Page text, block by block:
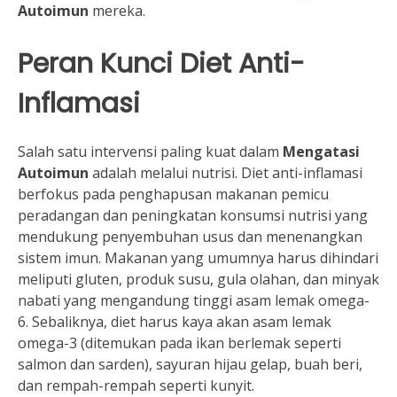
Autoimun mereka.
Peran Kunci Diet Anti-
Inflamasi
Salah satu intervensi paling kuat dalam Mengatasi
Autoimun adalah melalui nutrisi. Diet anti-inflamasi
berfokus pada penghapusan makanan pemicu
peradangan dan peningkatan konsumsi nutrisi yang
mendukung penyembuhan usus dan menenangkan
sistem imun. Makanan yang umumnya harus dihindari
meliputi gluten, produk susu, gula olahan, dan minyak
nabati yang mengandung tinggi asam lemak omega-
6. Sebaliknya, diet harus kaya akan asam lemak
omega-3 (ditemukan pada ikan berlemak seperti
salmon dan sarden), sayuran hijau gelap, buah beri,
dan rempah-rempah seperti kunyit.